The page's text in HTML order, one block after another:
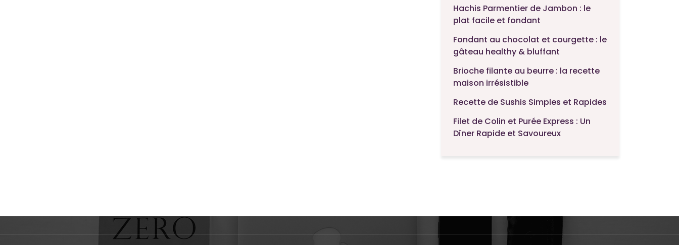
Hachis Parmentier de Jambon : le
plat facile et fondant
Fondant au chocolat et courgette : le
gâteau healthy & bluffant
Brioche filante au beurre : la recette
maison irrésistible
Recette de Sushis Simples et Rapides
Filet de Colin et Purée Express : Un
Dîner Rapide et Savoureux